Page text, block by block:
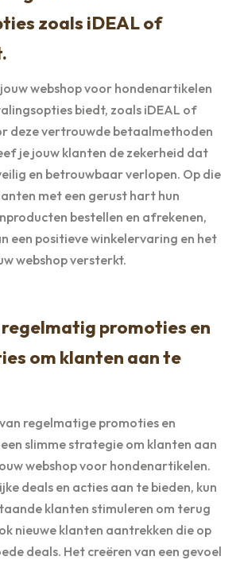
zoals iDEAL of
webshop voor hondenartikelen
biedt, zoals iDEAL of
deze vertrouwde betaalmethoden
je jouw klanten de zekerheid dat
en betrouwbaar verlopen. Op die
met een gerust hart hun
bestellen en afrekenen,
een positieve winkelervaring en het
webshop versterkt.
promoties en
om klanten aan te
regelmatige promoties en
slimme strategie om klanten aan
webshop voor hondenartikelen.
deals en acties aan te bieden, kun
klanten stimuleren om terug
nieuwe klanten aantrekken die op
deals. Het creëren van een gevoel